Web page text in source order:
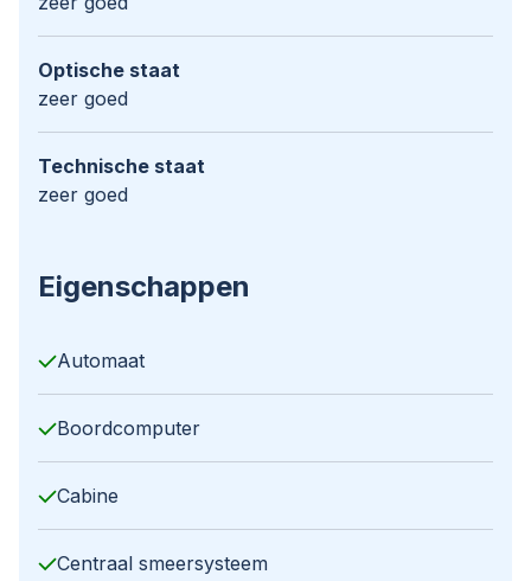
Optische staat
zeer goed
Technische staat
zeer goed
Eigenschappen
Automaat
Boordcomputer
Cabine
Centraal smeersysteem